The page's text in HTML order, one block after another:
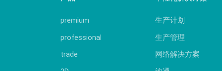
premium
professional
trade
生产计划
生产管理
网络解决方案